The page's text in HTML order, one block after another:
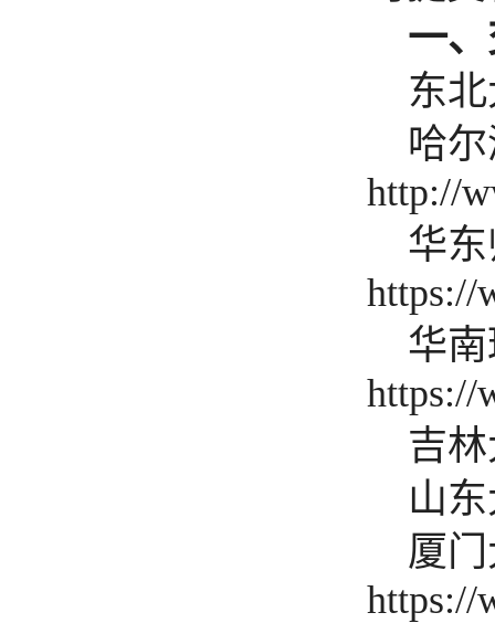
一
东
哈
http://
华
https://
华
https://
吉
山
厦
https://